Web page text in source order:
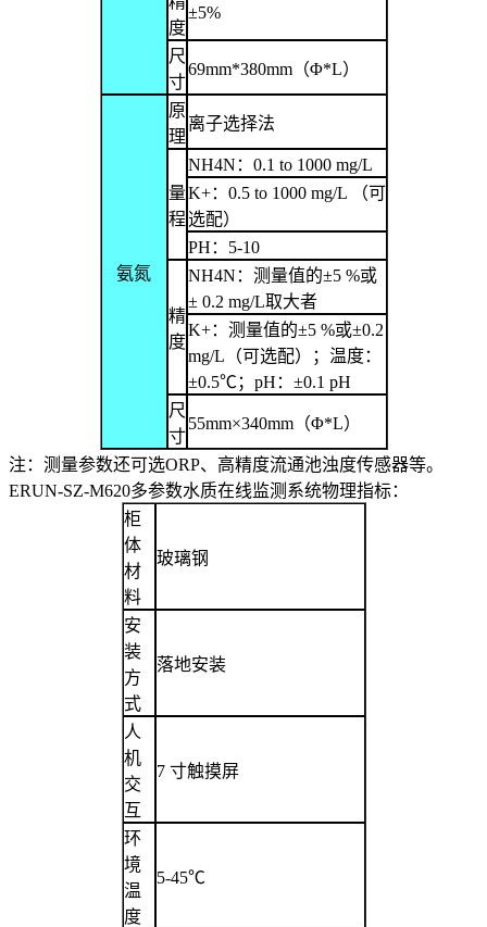
度
±5%
尺
寸
69mm*380mm（Φ*L）
氨氮
原
理
离子选择法
量
程
NH4N ： 0.1 to 1000 mg/L
K+： 0.5 to 1000 mg/L
（可
选配）
PH ： 5-10
精
度
NH4N ：测量值的±5 %或
± 0.2 mg/L取大者
K+：测量值的±5 %或±0.2
mg/L （可选配）； 温度：
±0.5℃； pH ： ±0.1 pH
尺
寸
55mm×340mm（Φ*L）
注：测量参数还可选ORP、高精度流通池浊度传感器等。
ERUN-SZ-M620多参数水质在线监测系统物理指标：
柜
体
材
料
玻璃钢
安
装
方
式
落地安装
人
机
交
互
7 寸触摸屏
环
境
温
度
5-45℃